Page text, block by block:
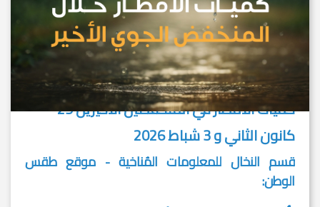
كميات الأمطار في المنخفضين الأخيرين 29
كانون الثاني و 3 شباط 2026
قسم النخال للمعلومات المُناخية - موقع طقس
الوطن: